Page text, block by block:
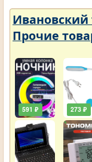
Прочие
591 ₽ 273 ₽